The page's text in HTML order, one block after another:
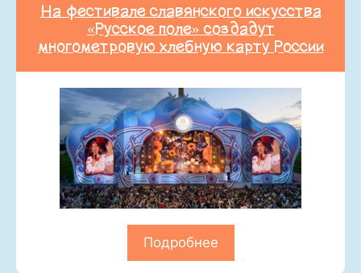
На фестивале славянского искусства
«Русское поле» создадут
многометровую хлебную карту России
Подробнее